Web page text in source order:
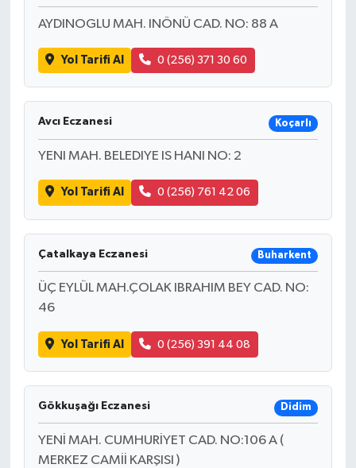
AYDINOGLU MAH. INÖNÜ CAD. NO: 88 A
Yol Tarifi Al 0 (256) 371 30 60
Avcı Eczanesi Koçarlı
YENI MAH. BELEDIYE IS HANI NO: 2
Yol Tarifi Al 0 (256) 761 42 06
Çatalkaya Eczanesi Buharkent
ÜÇ EYLÜL MAH.ÇOLAK IBRAHIM BEY CAD. NO:
46
Yol Tarifi Al 0 (256) 391 44 08
Gökkuşağı Eczanesi Didim
YENİ MAH. CUMHURİYET CAD. NO:106 A (
MERKEZ CAMİİ KARŞISI )